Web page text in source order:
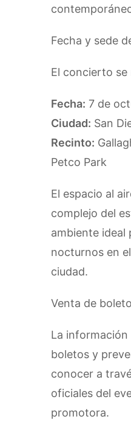
Fecha y sede
El concierto se
Fecha: 7 de
Ciudad: San
Recinto:
Petco Park
El espacio al
complejo del
ambiente ideal
nocturnos en
ciudad.
Venta de
La
boletos y
conocer a
oficiales del
promotora.